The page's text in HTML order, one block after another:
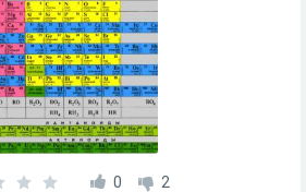
0 2